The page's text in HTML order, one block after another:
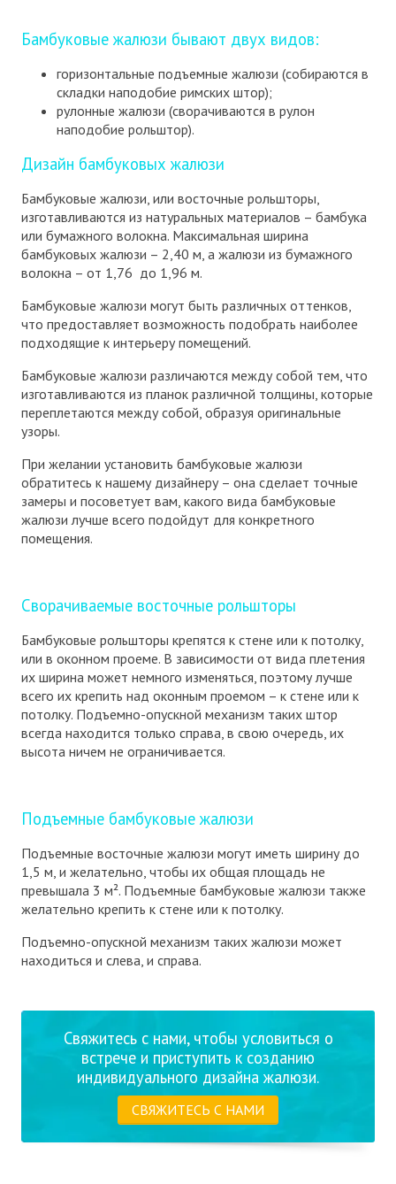
Бамбуковые жалюзи бывают двух видов:
горизонтальные подъемные жалюзи (собираются в
складки наподобие римских штор);
рулонные жалюзи (сворачиваются в рулон
наподобие рольштор).
Дизайн бамбуковых жалюзи
Бамбуковые жалюзи, или восточные рольшторы,
изготавливаются из натуральных материалов – бамбука
или бумажного волокна. Максимальная ширина
бамбуковых жалюзи – 2,40 м, а жалюзи из бумажного
волокна – от 1,76 до 1,96 м.
Бамбуковые жалюзи могут быть различных оттенков,
что предоставляет возможность подобрать наиболее
подходящие к интерьеру помещений.
Бамбуковые жалюзи различаются между собой тем, что
изготавливаются из планок различной толщины, которые
переплетаются между собой, образуя оригинальные
узоры.
При желании установить бамбуковые жалюзи
обратитесь к нашему дизайнеру – она сделает точные
замеры и посоветует вам, какого вида бамбуковые
жалюзи лучше всего подойдут для конкретного
помещения.
Сворачиваемые восточные рольшторы
Бамбуковые рольшторы крепятся к стене или к потолку,
или в оконном проеме. В зависимости от вида плетения
их ширина может немного изменяться, поэтому лучше
всего их крепить над оконным проемом – к стене или к
потолку. Подъемно-опускной механизм таких штор
всегда находится только справа, в свою очередь, их
высота ничем не ограничивается.
Подъемные бамбуковые жалюзи
Подъемные восточные жалюзи могут иметь ширину до
1,5 м, и желательно, чтобы их общая площадь не
превышала 3 м². Подъемные бамбуковые жалюзи также
желательно крепить к стене или к потолку.
Подъемно-опускной механизм таких жалюзи может
находиться и слева, и справа.
Свяжитесь с нами, чтобы условиться о
встрече и приступить к созданию
индивидуального дизайна жалюзи.
СВЯЖИТЕСЬ С НАМИ